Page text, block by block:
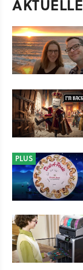
PLUS